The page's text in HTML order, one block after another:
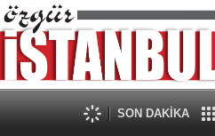
SON DAKİKA